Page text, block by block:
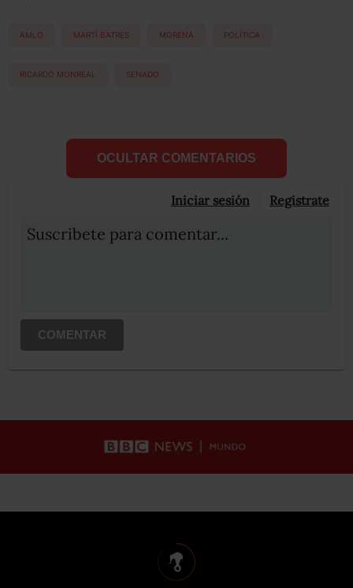
AMLO MARTÍ BATRES MORENA POLÍTICA
RICARDO MONREAL SENADO
OCULTAR COMENTARIOS
Iniciar sesión Registrate
Suscribete para comentar...
COMENTAR